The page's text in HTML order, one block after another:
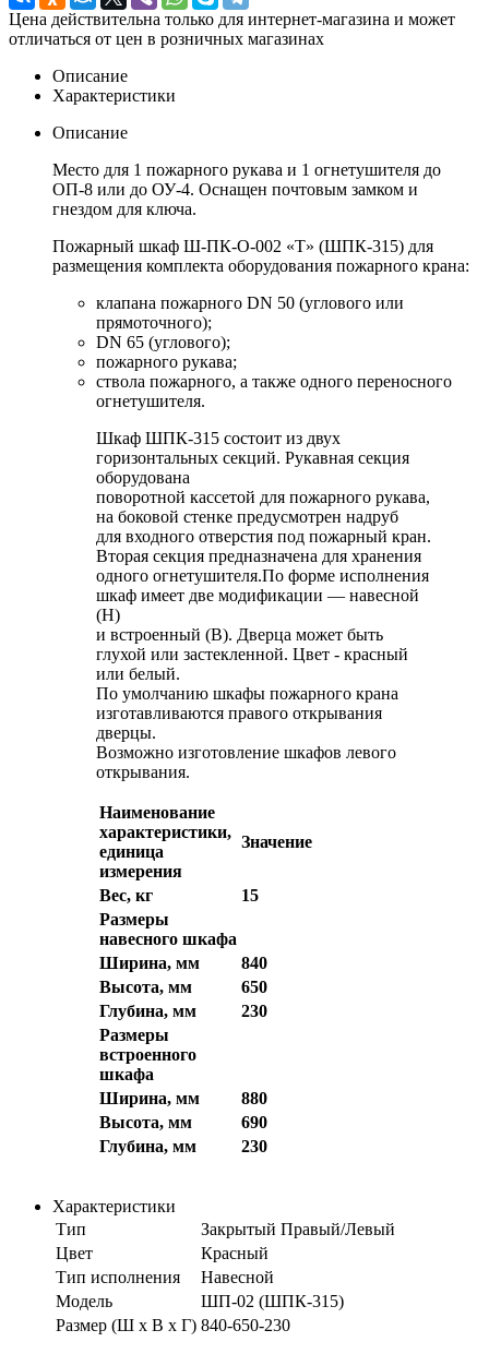
Цена действительна только для интернет-магазина и может
отличаться от цен в розничных магазинах
Описание
Характеристики
Описание
Место для 1 пожарного рукава и 1 огнетушителя до
ОП-8 или до ОУ-4. Оснащен почтовым замком и
гнездом для ключа.
Пожарный шкаф Ш-ПК-О-002 «Т» (ШПК-315) для
размещения комплекта оборудования пожарного крана:
клапана пожарного DN 50 (углового или
прямоточного);
DN 65 (углового);
пожарного рукава;
ствола пожарного, а также одного переносного
огнетушителя.
Шкаф ШПК-315 состоит из двух
горизонтальных секций. Рукавная секция
оборудована
поворотной кассетой для пожарного рукава,
на боковой стенке предусмотрен надруб
для входного отверстия под пожарный кран.
Вторая секция предназначена для хранения
одного огнетушителя.По форме исполнения
шкаф имеет две модификации — навесной
(Н)
и встроенный (В). Дверца может быть
глухой или застекленной. Цвет - красный
или белый.
По умолчанию шкафы пожарного крана
изготавливаются правого открывания
дверцы.
Возможно изготовление шкафов левого
открывания.
Наименование
характеристики,
единица
измерения
Значение
Вес, кг
15
Размеры
навесного шкафа
Ширина, мм
840
Высота, мм
650
Глубина, мм
230
Размеры
встроенного
шкафа
Ширина, мм
880
Высота, мм
690
Глубина, мм
230
Характеристики
Тип
Закрытый Правый/Левый
Цвет
Красный
Тип исполнения
Навесной
Модель
ШП-02 (ШПК-315)
Размер (Ш х В х Г) 840-650-230